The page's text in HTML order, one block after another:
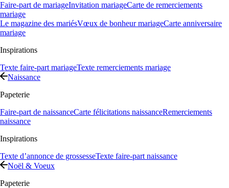
Faire-part de mariageInvitation mariageCarte de remerciements
mariage
Le magazine des mariésVœux de bonheur mariageCarte anniversaire
mariage
Inspirations
Texte faire-part mariageTexte remerciements mariage
Naissance
Papeterie
Faire-part de naissanceCarte félicitations naissanceRemerciements
naissance
Inspirations
Texte d’annonce de grossesseTexte faire-part naissance
Noël & Voeux
Papeterie